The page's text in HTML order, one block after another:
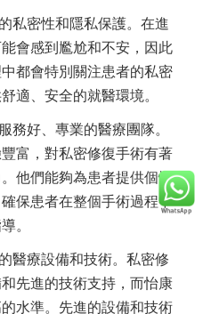
私密性和隱私保護。在進
會感到尷尬和不安，因此
都會特別關注患者的私密
適、安全的就醫環境。
務好、專業的醫療團隊。
富，對私密修復手術有著
他們能夠為患者提供個性
保患者在整個手術過程中
。
醫療設備和技術。私密修
先進的技術支持，而怡康
水準。先進的設備和技術